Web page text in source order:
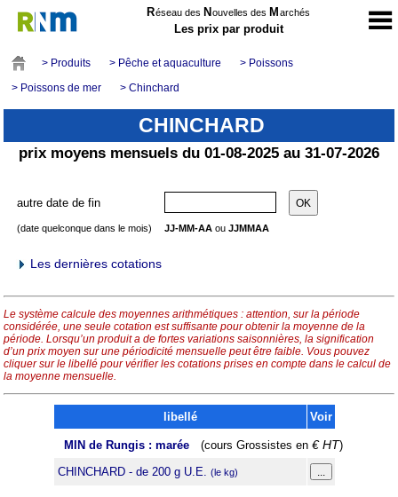
Réseau des N ouvelles des M archés
Les prix par produit
> Produits > Pêche et aquaculture
> Poissons
> Poissons de mer
> Chinchard
CHINCHARD
prix moyens mensuels du 01-08-2025 au 31-07-2026
autre date de fin
(date quelconque dans le mois) JJ-MM-AA ou JJMMAA
Les dernières cotations
Le système calcule des moyennes arithmétiques : attention, sur la période
considérée, une seule cotation est suffisante pour obtenir la moyenne de la
période. Lorsqu’un produit a de fortes variations saisonnières, la signification
d’un prix moyen sur une périodicité mensuelle peut être faible. Vous pouvez
cliquer sur le libellé pour vérifier les cotations prises en compte dans le calcul de
la moyenne mensuelle.
libellé Voir
MIN de Rungis : marée (cours Grossistes en € HT)
CHINCHARD - de 200 g U.E.
(le kg)